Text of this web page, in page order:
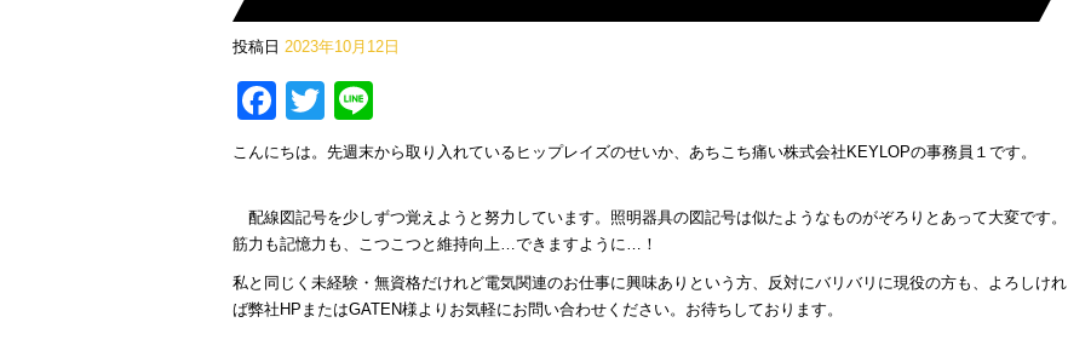
投稿日 2023年10月12日
Facebook
Twitter
こんにちは。先週末から取り入れているヒップレイズのせいか、あちこち痛い株式会社KEYLOPの事務員１です。
配線図記号を少しずつ覚えようと努力しています。照明器具の図記号は似たようなものがぞろりとあって大変です。
筋力も記憶力も、こつこつと維持向上…できますように…！
私と同じく未経験・無資格だけれど電気関連のお仕事に興味ありという方、反対にバリバリに現役の方も、よろしけれ
ば弊社HPまたはGATEN様よりお気軽にお問い合わせください。お待ちしております。